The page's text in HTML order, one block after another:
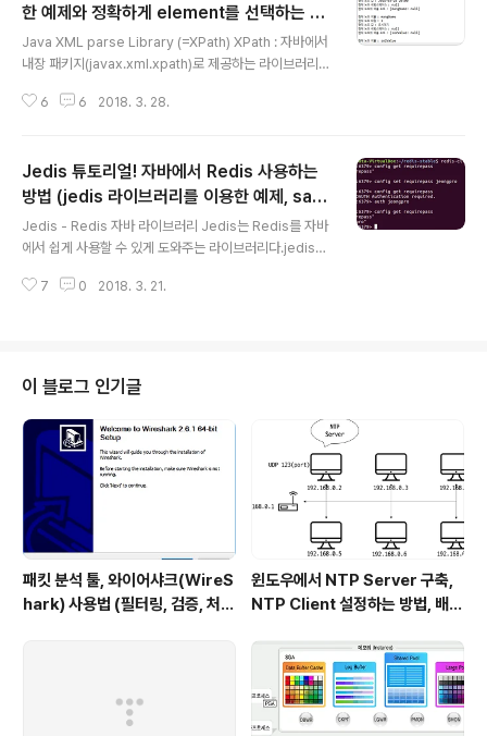
한 예제와 정확하게 element를 선택하는 방
법을 알아보자
Java XML parse Library (=XPath) XPath : 자바에서
내장 패키지(javax.xml.xpath)로 제공하는 라이브러리로
요즘 누가 XML쓰나? JSON이랑 비교했을 때 태그같은
것은 사실이다.하지만 의외로 아직까지 현업에서 사용되는
곳이 많이 있고 XML만의 장점도 있다.따라서 데이터를 X
ML로 만드는 것과 XML을 파싱해서 데이터를 이용하는
것 둘다 할 줄 알아야하기 때문에 가장 먼저 XML 파싱 라
이브러리인 XPath에 대해 알아보았다.OpenAPI로 받은
XML 데이터 파싱하기 OpenAPI로부터 ..
6 6 2018. 3. 28.
Jedis 튜토리얼! 자바에서 Redis 사용하는
방법 (jedis 라이브러리를 이용한 예제, sam
ple)
Jedis - Redis 자바 라이브러리 Jedis는 Redis를 자바
에서 쉽게 사용할 수 있게 도와주는 라이브러리다.jedis말
is가 사용이 가장 간단하다고 한다. 따라서 가벼운 마음으
s가 뭔지 모르면 지난 포스트 http://jeong-pro.tistory.
com/139 를 참고하면 좋을 것 같다.[maven depende
ncy]123456 redis.clients jedis 2.9.0Colored by
Color Scripter 메이븐을 빌드툴로 사용하..
7 0 2018. 3. 21.
이 블로그 인기글
패킷 분석 툴, 와이어샤크(WireS
hark) 사용법 (필터링, 검증, 처음
윈도우에서 NTP Server 구축,
NTP Client 설정하는 방법, 배치
에서 시간 동기화하는 요구사항 처
리하기)